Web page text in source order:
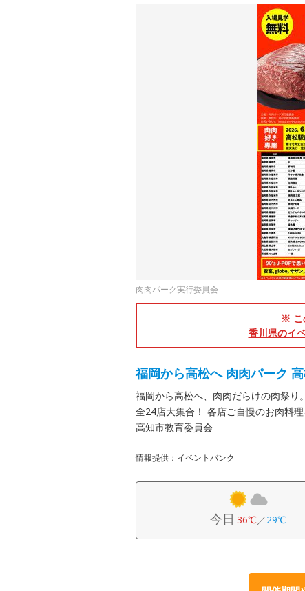
肉肉パーク実行委員会
※ こ
香川県のイ
福岡から高松へ 肉肉パーク
福岡から高松へ、肉肉だらけの肉祭
全24店大集合！ 各店ご自慢のお肉料
高知市教育委員会
情報提供：イベントバンク
今日 36℃／29℃